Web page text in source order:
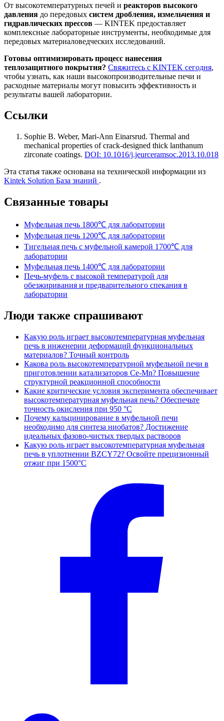
От высокотемпературных печей и реакторов высокого
давления до передовых систем дробления, измельчения и
гидравлических прессов — KINTEK предоставляет
комплексные лабораторные инструменты, необходимые для
передовых материаловедческих исследований.
Готовы оптимизировать процесс нанесения
теплозащитного покрытия? Свяжитесь с KINTEK сегодня,
чтобы узнать, как наши высокопроизводительные печи и
расходные материалы могут повысить эффективность и
результаты вашей лаборатории.
Ссылки
Sophie B. Weber, Mari‐Ann Einarsrud. Thermal and
mechanical properties of crack-designed thick lanthanum
zirconate coatings. DOI: 10.1016/j.jeurceramsoc.2013.10.018
Эта статья также основана на технической информации из
Kintek Solution База знаний .
Связанные товары
Муфельная печь 1800℃ для лаборатории
Муфельная печь 1200℃ для лаборатории
Тигельная печь с муфельной камерой 1700℃ для
лаборатории
Муфельная печь 1400℃ для лаборатории
Печь-муфель с высокой температурой для
обезжиривания и предварительного спекания в
лаборатории
Люди также спрашивают
Какую роль играет высокотемпературная муфельная
печь в инженерии деформаций функциональных
материалов? Точный контроль
Какова роль высокотемпературной муфельной печи в
приготовлении катализаторов Ce-Mn? Повышение
структурной реакционной способности
Какие критические условия эксперимента обеспечивает
высокотемпературная муфельная печь? Обеспечьте
точность окисления при 950 °C
Почему кальцинирование в муфельной печи
необходимо для синтеза ниобатов? Достижение
идеальных фазово-чистых твердых растворов
Какую роль играет высокотемпературная муфельная
печь в уплотнении BZCY72? Освойте прецизионный
отжиг при 1500°C